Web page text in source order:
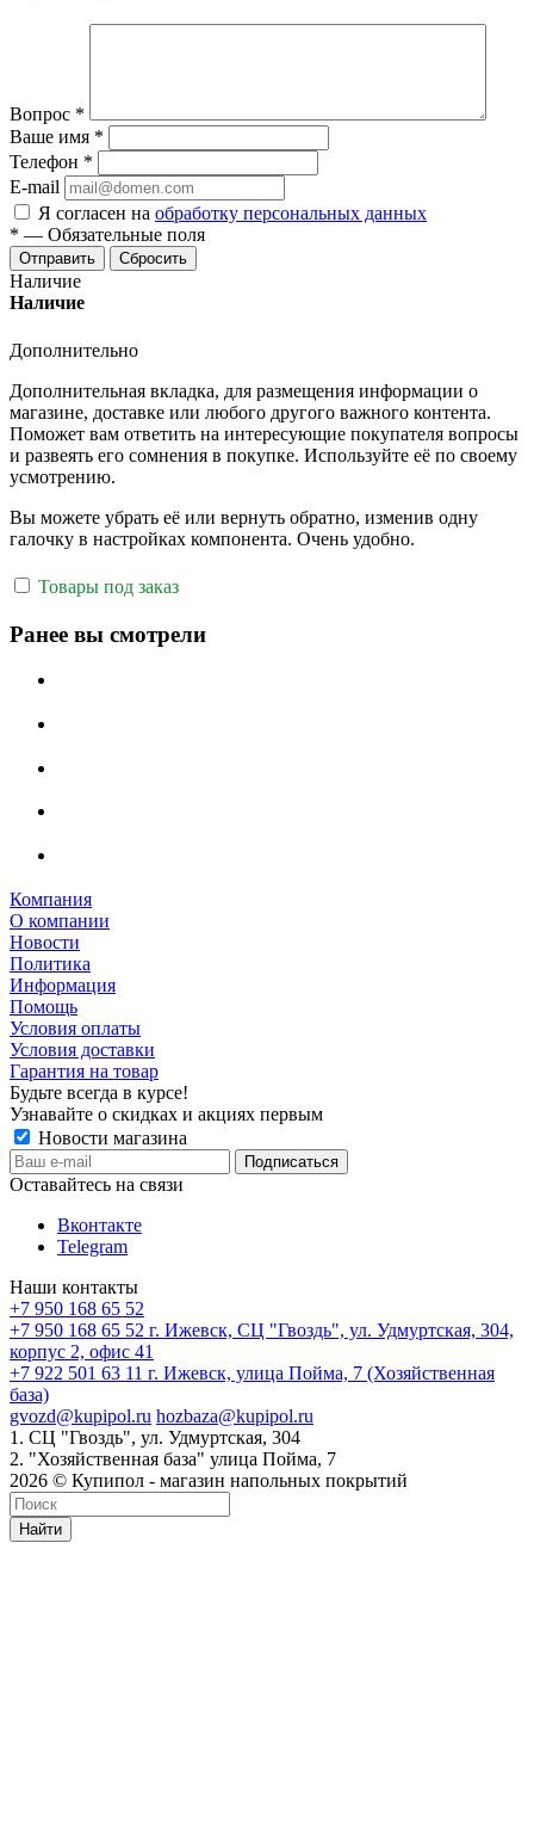
Вопрос *
Ваше имя *
Телефон *
E-mail
Я согласен на обработку персональных данных
* — Обязательные поля
Отправить Сбросить
Наличие
Наличие
Дополнительно
Дополнительная вкладка, для размещения информации о
магазине, доставке или любого другого важного контента.
Поможет вам ответить на интересующие покупателя вопросы
и развеять его сомнения в покупке. Используйте её по своему
усмотрению.
Вы можете убрать её или вернуть обратно, изменив одну
галочку в настройках компонента. Очень удобно.
Товары под заказ
Ранее вы смотрели
Компания
О компании
Новости
Политика
Информация
Помощь
Условия оплаты
Условия доставки
Гарантия на товар
Будьте всегда в курсе!
Узнавайте о скидках и акциях первым
Новости магазина
Оставайтесь на связи
Вконтакте
Telegram
Наши контакты
+7 950 168 65 52
+7 950 168 65 52 г. Ижевск, СЦ "Гвоздь", ул. Удмуртская, 304,
корпус 2, офис 41
+7 922 501 63 11 г. Ижевск, улица Пойма, 7 (Хозяйственная
база)
gvozd@kupipol.ru hozbaza@kupipol.ru
1. СЦ "Гвоздь", ул. Удмуртская, 304
2. "Хозяйственная база" улица Пойма, 7
2026 © Купипол - магазин напольных покрытий
Найти